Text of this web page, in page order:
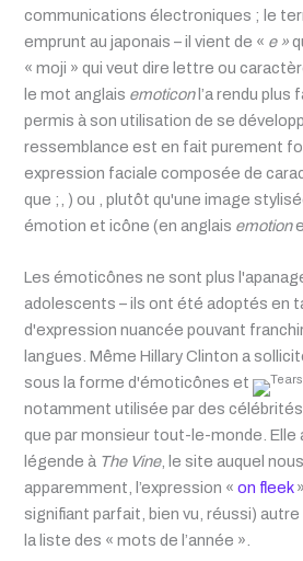
communications électroniques ; le
emprunt au japonais – il vient de « e »
« moji » qui veut dire lettre ou
le mot anglais emoticon l’a rendu
permis à son utilisation de se
ressemblance est en fait purement
expression faciale composée de
que ;, ) ou , plutôt qu'une image
émotion et icône (en anglais emotion
Les émoticônes ne sont plus
adolescents – ils ont été adoptés en
d'expression nuancée pouvant
langues. Même Hillary Clinton a
sous la forme d'émoticônes et
notamment utilisée par des
que par monsieur tout-le-monde. Elle
légende à The Vine, le site auquel
apparemment, l’expression «on fleek
signifiant parfait, bien vu, réussi)
la liste des « mots de l’année ».